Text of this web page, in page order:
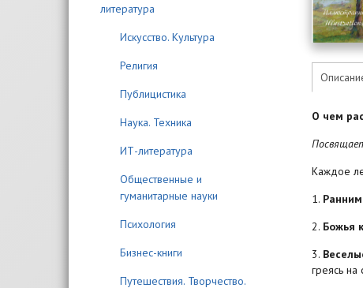
литература
Искусство. Культура
Религия
Публицистика
Наука. Техника
ИТ-литература
Общественные и
гуманитарные науки
Психология
Бизнес-книги
Путешествия. Творчество.
О чем
Каждое
1.
2. Божья
3.
греясь на